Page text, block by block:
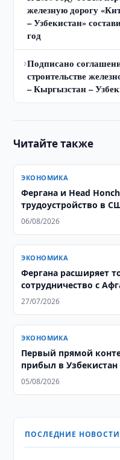
железную дорогу
– Узбекистан»
год
›Подписано
строительстве
– Кыргызстан –
Читайте также
ЭКОНОМИКА
Фергана и Head
трудоустройство в
06/08/2026
ЭКОНОМИКА
Фергана расширяет
сотрудничество с
27/07/2026
ЭКОНОМИКА
Первый прямой
прибыл в Узбекистан
05/08/2026
ПОСЛЕДНИЕ НОВОСТИ